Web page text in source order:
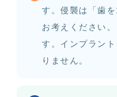
す。侵襲は「歯
お考えください
す。インプラン
りません。